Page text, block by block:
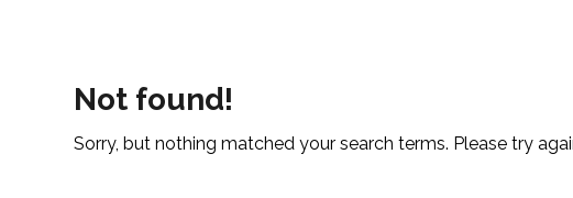
Not found!
Sorry, but nothing matched your search terms. Please try